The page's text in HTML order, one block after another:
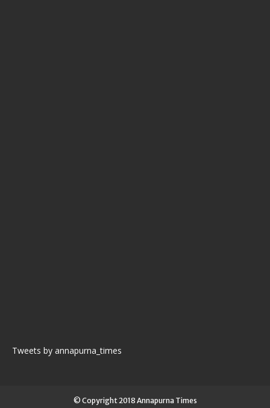
Tweets by annapurna_times
© Copyright 2018 Annapurna Times